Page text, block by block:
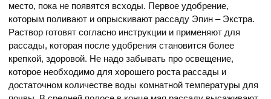
место, пока не появятся всходы. Первое удобрение,
которым поливают и опрыскивают рассаду Эпин – Экстра.
Раствор готовят согласно инструкции и применяют для
рассады, которая после удобрения становится более
крепкой, здоровой. Не надо забывать про освещение,
которое необходимо для хорошего роста рассады и
достаточном количестве воды комнатной температуры для